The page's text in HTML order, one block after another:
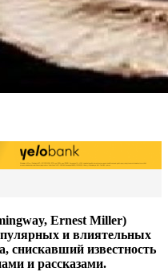
Ernest Miller)
и влиятельных
снискавший известность
и рассказами.